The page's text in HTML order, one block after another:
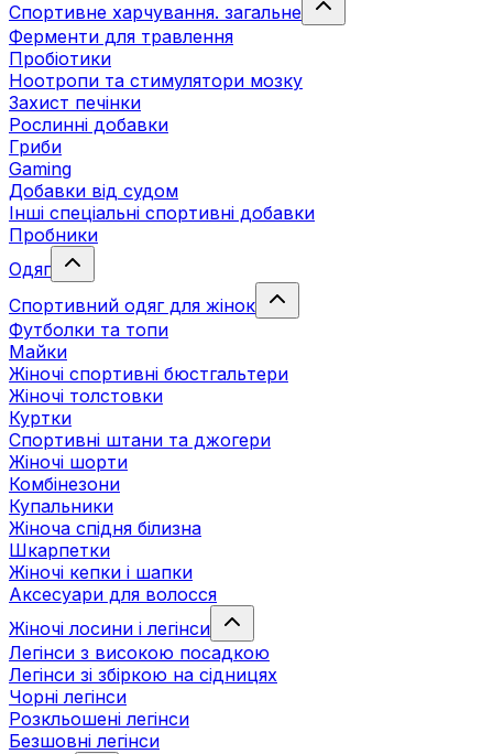
Спортивне харчування. загальне
Ферменти для травлення
Пробіотики
Ноотропи та стимулятори мозку
Захист печінки
Рослинні добавки
Гриби
Gaming
Добавки від судом
Інші спеціальні спортивні добавки
Пробники
Одяг
Спортивний одяг для жінок
Футболки та топи
Майки
Жіночі спортивні бюстгальтери
Жіночі толстовки
Куртки
Спортивні штани та джогери
Жіночі шорти
Комбінезони
Купальники
Жіноча спідня білизна
Шкарпетки
Жіночі кепки і шапки
Аксесуари для волосся
Жіночі лосини і легінси
Легінси з високою посадкою
Легінси зі збіркою на сідницях
Чорні легінси
Розкльошені легінси
Безшовні легінси